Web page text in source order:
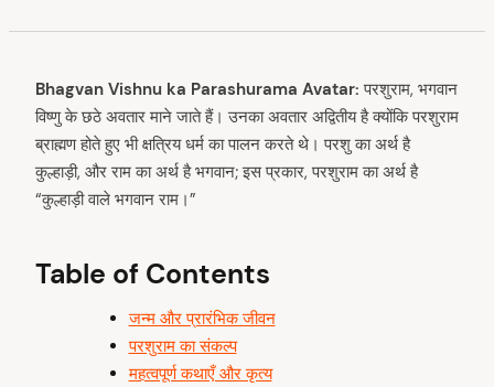
Bhagvan Vishnu ka Parashurama Avatar:परशुराम, भगवान
विष्णु के छठे अवतार माने जाते हैं। उनका अवतार अद्वितीय है क्योंकि परशुराम
ब्राह्मण होते हुए भी क्षत्रिय धर्म का पालन करते थे। परशु का अर्थ है
कुल्हाड़ी, और राम का अर्थ है भगवान; इस प्रकार, परशुराम का अर्थ है
“कुल्हाड़ी वाले भगवान राम।”
Table of Contents
जन्म और प्रारंभिक जीवन
परशुराम का संकल्प
महत्वपूर्ण कथाएँ और कृत्य